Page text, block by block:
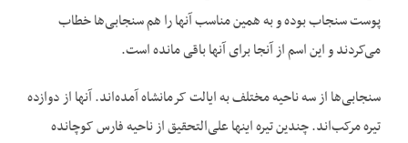
پوست سنجاب بوده و به همین مناسب آنها را هم سنجابی‌‌ها خطاب
می‌‌کردند و این اسم از آنجا برای آنها باقی مانده است.
سنجابی‌‌ها از سه ناحیه مختلف به ایالت کرمانشاه آمده‌‌اند. آنها از دوازده
تیره مرکب‌‌اند. چندین تیره اینها علی‌‌التحقیق از ناحیه فارس کوچانده